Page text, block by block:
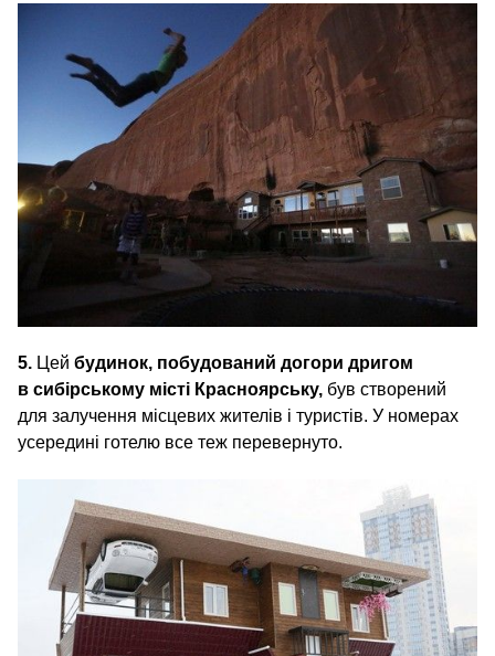
5. Цей будинок, побудований догори дригом
в сибірському місті Красноярську, був створений
для залучення місцевих жителів і туристів. У номерах
усередині готелю все теж перевернуто.